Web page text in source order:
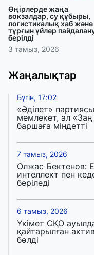
Өңірлерде жаңа
вокзалдар, су құбыры,
логистикалық хаб және
тұрғын үйлер
берілді
3 тамыз, 2026
Жаңалықтар
Бүгін, 17:02
«Әділет»
мемлекет, ал
баршаға міндетті
7 тамыз, 2026
Олжас Бектенов:
интеллект пен
беріледі
6 тамыз, 2026
Үкімет СҚО
қайтарылған
бөлді